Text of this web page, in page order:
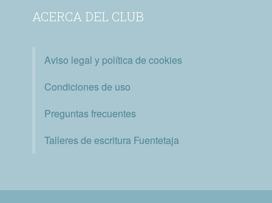
ACERCA DEL CLUB
Aviso legal y política de cookies
Condiciones de uso
Preguntas frecuentes
Talleres de escritura Fuentetaja